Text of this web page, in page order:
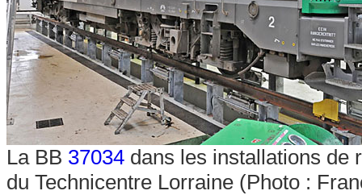
La BB 37034 dans les installations de
du Technicentre Lorraine (Photo :